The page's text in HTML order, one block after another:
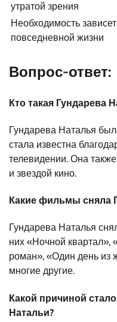
утратой зрения
Необходимость
повседневной жизни
Вопрос-ответ:
Кто такая Гундарева
Гундарева Наталья
стала известна
телевидении. Она
и звездой кино.
Какие фильмы сняла
Гундарева Наталья
них «Ночной
роман», «Один день из
многие другие.
Какой причиной
Натальи?